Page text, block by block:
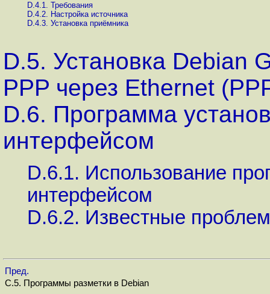
D.4.1. Требования
D.4.2. Настройка источника
D.4.3. Установка приёмника
D.5. Установка Debian
PPP через Ethernet
D.6. Программа
интерфейсом
D.6.1. Использование
интерфейсом
D.6.2. Известные
Пред.
C.5. Программы разметки в Debian